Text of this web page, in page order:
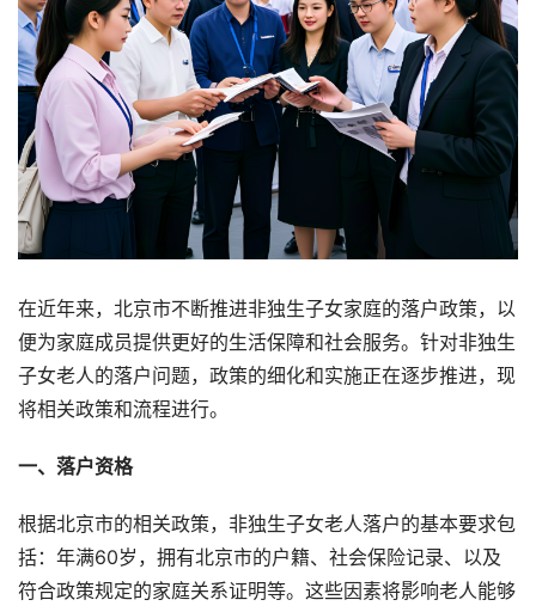
在近年来，北京市不断推进非独生子女家庭的落户政策，以
便为家庭成员提供更好的生活保障和社会服务。针对非独生
子女老人的落户问题，政策的细化和实施正在逐步推进，现
将相关政策和流程进行。
一、落户资格
根据北京市的相关政策，非独生子女老人落户的基本要求包
括：年满60岁，拥有北京市的户籍、社会保险记录、以及
符合政策规定的家庭关系证明等。这些因素将影响老人能够